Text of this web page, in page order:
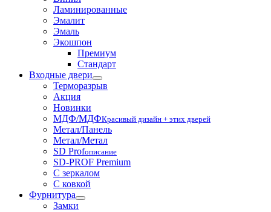
Ламинированные
Эмалит
Эмаль
Экошпон
Премиум
Стандарт
Входные двери
Терморазрыв
Акция
Новинки
МДФ/МДФКрасивый дизайн + этих дверей
Метал/Панель
Метал/Метал
SD Profописание
SD-PROF Premium
С зеркалом
С ковкой
Фурнитура
Замки